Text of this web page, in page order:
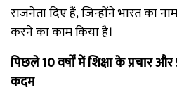
राजनेता दिए हैं, जिन्होंने भारत का
करने का काम किया है।
पिछले10 वर्षों में शिक्षा के प्रचार
कदम